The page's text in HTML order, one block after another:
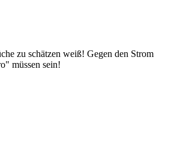
zu schätzen weiß! Gegen den Strom
müssen sein!